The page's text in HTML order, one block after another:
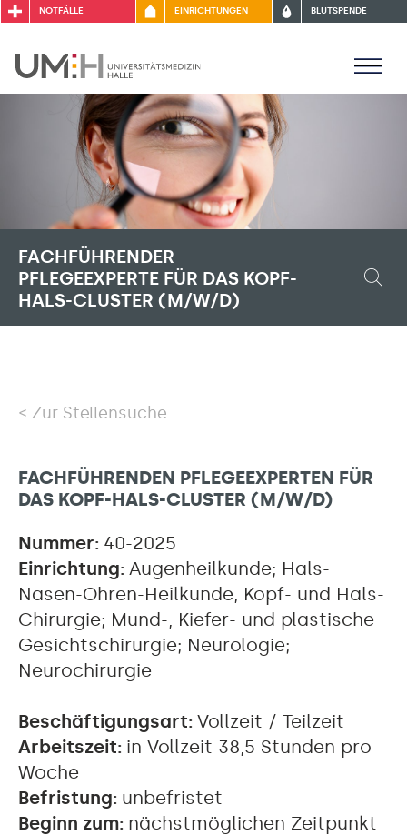
NOTFÄLLE EINRICHTUNGEN BLUTSPENDE
FACHFÜHRENDER
PFLEGEEXPERTE FÜR DAS KOPF-
HALS-CLUSTER (M/W/D)
Zur Stellensuche
FACHFÜHRENDEN PFLEGEEXPERTEN FÜR
DAS KOPF-HALS-CLUSTER (M/W/D)
Nummer: 40-2025
Einrichtung: Augenheilkunde; Hals-
Nasen-Ohren-Heilkunde, Kopf- und Hals-
Chirurgie; Mund-, Kiefer- und plastische
Gesichtschirurgie; Neurologie;
Neurochirurgie
Beschäftigungsart: Vollzeit / Teilzeit
Arbeitszeit: in Vollzeit 38,5 Stunden pro
Woche
Befristung: unbefristet
Beginn zum: nächstmöglichen Zeitpunkt